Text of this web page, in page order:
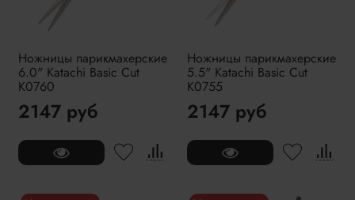
Ножницы парикмахерские
6.0" Katachi Basic Cut
K0760
2147 руб
Ножницы парикмахерские
5.5" Katachi Basic Cut
K0755
2147 руб